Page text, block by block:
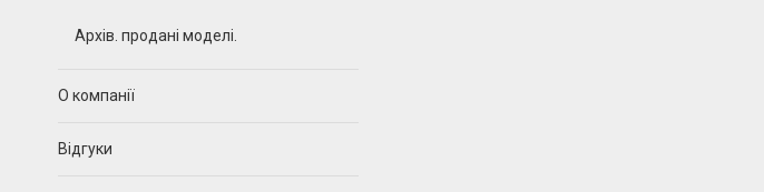
Архів. продані моделі.
О компанії
Відгуки